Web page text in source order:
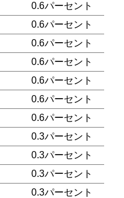
0.6パーセント
0.6パーセント
0.6パーセント
0.6パーセント
0.6パーセント
0.6パーセント
0.6パーセント
0.3パーセント
0.3パーセント
0.3パーセント
0.3パーセント